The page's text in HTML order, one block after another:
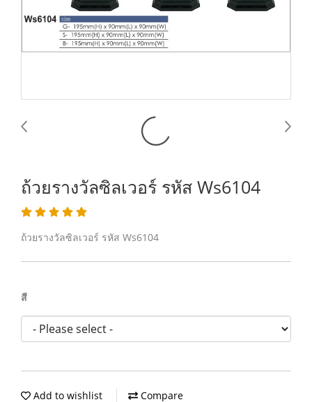
ถ้วยรางวัลซิลเวอร์ รหัส Ws6104
ถ้วยรางวัลซิลเวอร์ รหัส Ws6104
สี
Add to wishlist Compare